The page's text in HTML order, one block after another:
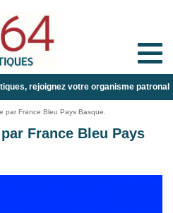
Toggle
rejoignez votre organisme patronal
par France Bleu Pays Basque.
France Bleu Pays